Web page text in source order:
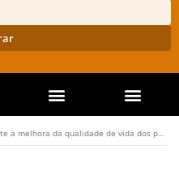
da qualidade de vida dos profissionais de TI